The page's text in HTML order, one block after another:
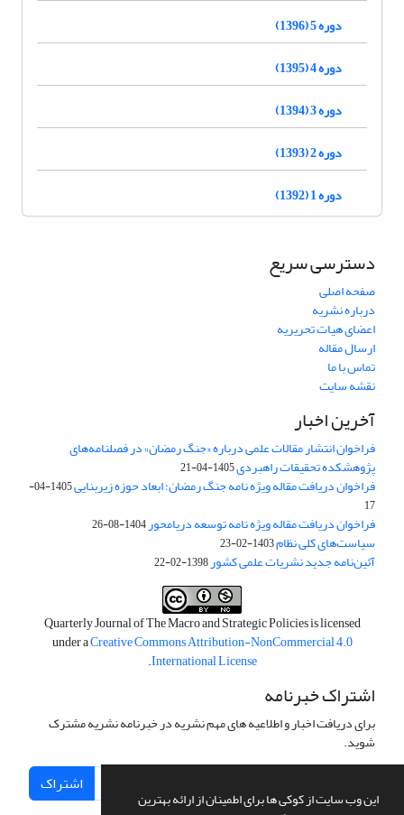
این وب سایت از کوکی ها برای اطمینان از ارائه بهترین
دوره 5 (1396)
دوره 4 (1395)
دوره 3 (1394)
دوره 2 (1393)
دوره 1 (1392)
دسترسی سریع
صفحه اصلی
درباره نشریه
اعضای هیات تحریریه
ارسال مقاله
تماس با ما
نقشه سایت
آخرین اخبار
فراخوان انتشار مقالات علمی درباره «جنگ رمضان» در فصلنامه‌های
پژوهشکده تحقیقات راهبردی1405-04-21
فراخوان دریافت مقاله ویژه نامه جنگ رمضان؛ ابعاد حوزه زیربنایی
1405-04-
17
فراخوان دریافت مقاله ویژه نامه توسعه دریامحور1404-08-26
سیاست‌های کلی نظام1403-02-23
آئین‌نامه جدید نشریات علمی کشور1398-02-22
Quarterly Journal of The Macro and Strategic Policies is licensed
under aCreative Commons Attribution-NonCommercial 4.0
International License
.
اشتراک خبرنامه
برای دریافت اخبار و اطلاعیه های مهم نشریه در خبرنامه نشریه مشترک
شوید.
اشتراک